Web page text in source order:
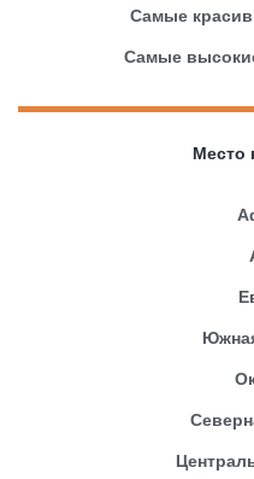
Самые
Самые
Место